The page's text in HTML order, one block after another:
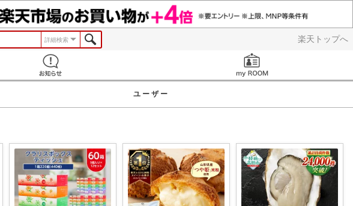
楽天トップへ
詳細検索
ユーザー